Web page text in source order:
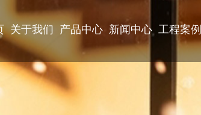
关于我们 产品中心 新闻中心 工程案例